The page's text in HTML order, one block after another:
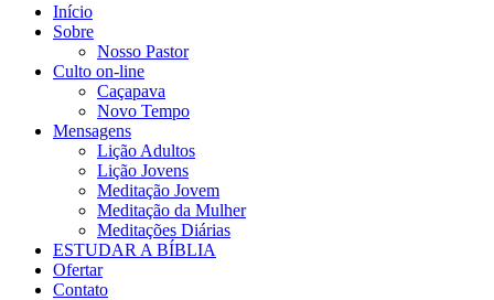
Início
Sobre
Nosso Pastor
Culto on-line
Caçapava
Novo Tempo
Mensagens
Lição Adultos
Lição Jovens
Meditação Jovem
Meditação da Mulher
Meditações Diárias
ESTUDAR A BÍBLIA
Ofertar
Contato